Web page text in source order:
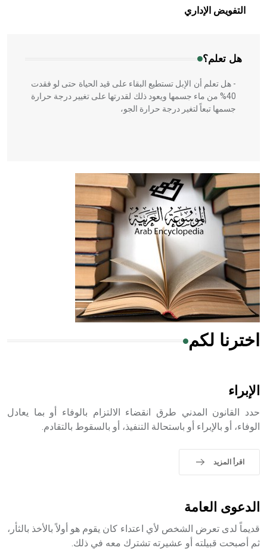
التفويض الإداري
هل تعلم؟
بالعمارة الإسلامية في بلاد الشام ومصر خاصة، حيث يحرص
المعمار على بناء مداميكه وخاصة في الواجهات
- هل تعلم أن الإبل تستطيع البقاء على قيد الحياة حتى لو فقدت
40% من ماء جسمها ويعود ذلك لقدرتها على تغيير درجة حرارة
جسمها تبعاً لتغير درجة حرارة الجو،
- هل تعلم أن أبقراط كتب في الطب أربعة مؤلفات هي:
الحكم، الأدلة، تنظيم التغذية، ورسالته في جروح الرأس. ويعود
له الفضل بأنه حرر الطب من الدين والفلسفة.
- هل تعلم أن المرجان إفراز حيواني يتكون في البحر ويتركب
من مادة كربونات الكلسيوم، وهو أحمر أو شديد الحمرة وهو
أجود أنواعه، ويمتاز بكبر الحجم ويسمى الش
هل تعلم أن الأبسيد كلمة فرنسية اللفظ تم اعتمادها مصطلحاً
التاسع، وهم ينتسبون إلى أسرة أوسروين
- هل تعلم أن الأبجدية الكنعانية تتألف من /22/ علامة كتابية
sign تكتب منفصلة غير متصلة، وتعتمد المبدأ الأكوروفوني،
اخترنا لكم
الإبراء
حدد القانون المدني طرق انقضاء الالتزام بالوفاء أو بما يعادل
الوفاء، أو بالإبراء أو باستحالة التنفيذ، أو بالسقوط بالتقادم.
اقرأ المزيد
الدعوى العامة
قديماً لدى تعرض الشخص لأي اعتداء كان يقوم هو أولاً بالأخذ بالثأر،
ثم أصبحت قبيلته أو عشيرته تشترك معه في ذلك.